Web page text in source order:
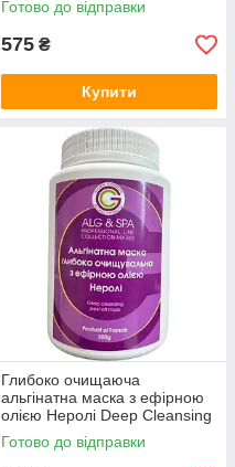
Готово до відправки
575 ₴
Купити
Глибоко очищаюча
альгінатна маска з ефірною
олією Неролі Deep Cleansing
Peel Off Mask ALG & SPA, 25г
Готово до відправки